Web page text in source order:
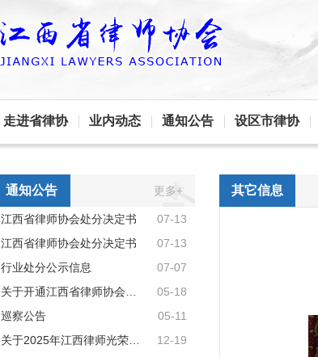
走进省律协 业内动态 通知公告 设区市律协
通知公告 更多+
江西省律师协会处分决定书
07-13
江西省律师协会处分决定书
07-13
行业处分公示信息
07-07
05-18
巡察公告
05-11
12-19
其它信息